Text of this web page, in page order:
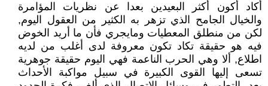
أكاد أكون أكثر البعيدين بعدا عن نظريات المؤامرة
والخيال الجامح الذي تزهر به الكثير من العقول اليوم,
لكن من منطلق المعطيات ومايجري فأن ما أريد الخوض
فيه هو حقيقة تكاد تكون معروفة لدى أغلب من لديه
اطلاع, ألا وهي الحرب الناعمة فهي اليوم حقيقة جوهرية
تسعى إليها القوى الكبيرة في سبيل مواكبة الأحداث